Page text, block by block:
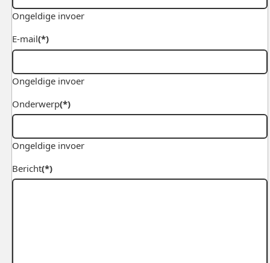
Ongeldige invoer
E-mail(*)
Ongeldige invoer
Onderwerp(*)
Ongeldige invoer
Bericht(*)